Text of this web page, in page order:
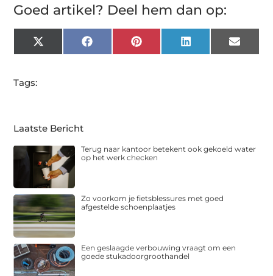
Goed artikel? Deel hem dan op:
X
(Twitter)
FacebookPinterest LinkedIn Email
Tags:
Laatste Bericht
Terug naar kantoor betekent ook gekoeld water
op het werk checken
Zo voorkom je fietsblessures met goed
afgestelde schoenplaatjes
Een geslaagde verbouwing vraagt om een
goede stukadoorgroothandel